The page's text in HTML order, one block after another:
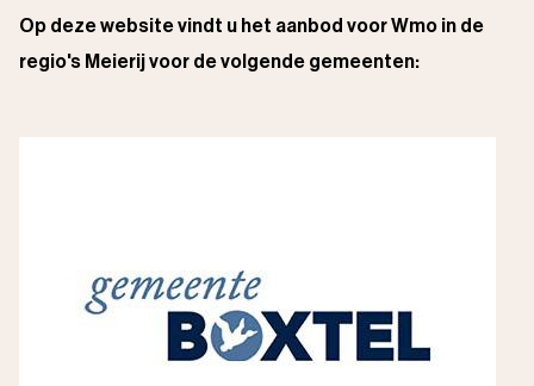
Op deze website vindt u het aanbod voor Wmo in de
regio's Meierij voor de volgende gemeenten: